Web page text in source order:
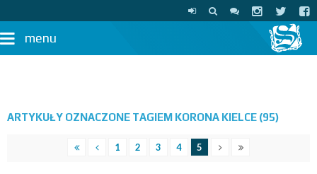
menu
ARTYKUŁY OZNACZONE TAGIEM KORONA KIELCE (95)
1 2 3 4 5